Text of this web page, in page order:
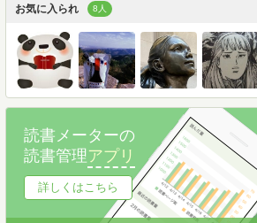
お気に入られ 8人
読書メーターの
読書管理アプリ
詳しくはこちら